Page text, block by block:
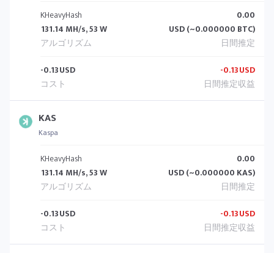
KHeavyHash
131.14 MH/s, 53 W
0.00
USD (~0.000000 BTC)
-0.13USD -0.13USD
KAS
Kaspa
KHeavyHash
131.14 MH/s, 53 W
0.00
USD (~0.000000 KAS)
-0.13USD -0.13USD